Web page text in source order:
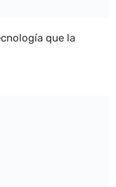
que la